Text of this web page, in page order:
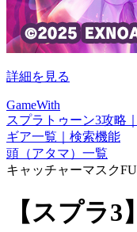
詳細を見る
GameWith
スプラトゥーン3攻略
ギア一覧｜検索機能
頭（アタマ）一覧
キャッチャーマスク
【スプラ